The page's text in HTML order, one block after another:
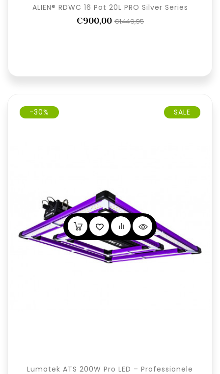
ALIEN® RDWC 16 Pot 20L PRO Silver Series
€900,00 €1.449,95
SALE
-30%
Lumatek ATS 200W Pro LED – Professionele